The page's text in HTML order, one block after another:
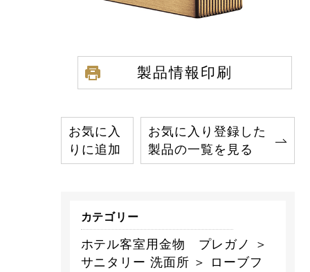
製品情報印刷
お気に入
りに追加
お気に入り登録した
製品の一覧を見る
カテゴリー
ホテル客室用金物 プレガノ ＞
サニタリー 洗面所 ＞ ローブフ